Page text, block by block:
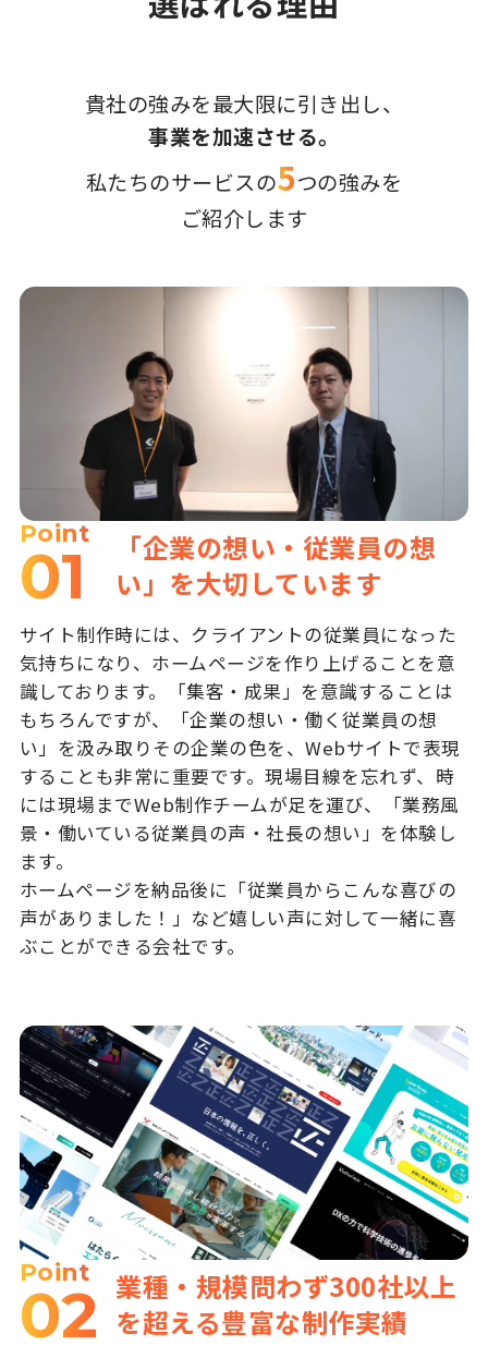
貴社の強みを最大限に引き出し、
事業を加速させる。
私たちのサービスの5つの強みを
ご紹介します
Point
01
「企業の想い・従業員の想
い」を大切しています
サイト制作時には、クライアントの従業員になった
気持ちになり、ホームページを作り上げることを意
識しております。「集客・成果」を意識することは
もちろんですが、「企業の想い・働く従業員の想
い」を汲み取りその企業の色を、Webサイトで表現
することも非常に重要です。現場目線を忘れず、時
には現場までWeb制作チームが足を運び、「業務風
景・働いている従業員の声・社長の想い」を体験し
ます。
ホームページを納品後に「従業員からこんな喜びの
声がありました！」など嬉しい声に対して一緒に喜
ぶことができる会社です。
Point
02 業種・規模問わず300社以上
を超える豊富な制作実績